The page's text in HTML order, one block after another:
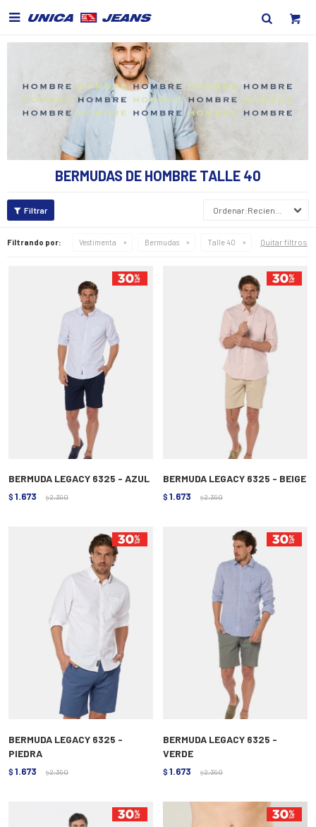

BERMUDAS DE HOMBRE TALLE 40
Recientes
Filtrando por: Vestimenta Bermudas Talle 40 Quitar filtros
BERMUDA LEGACY 6325 - AZUL
$ 1.673 $ 2.390
BERMUDA LEGACY 6325 - BEIGE
$ 1.673 $ 2.390
BERMUDA LEGACY 6325 -
PIEDRA
$ 1.673 $ 2.390
BERMUDA LEGACY 6325 -
VERDE
$ 1.673 $ 2.390